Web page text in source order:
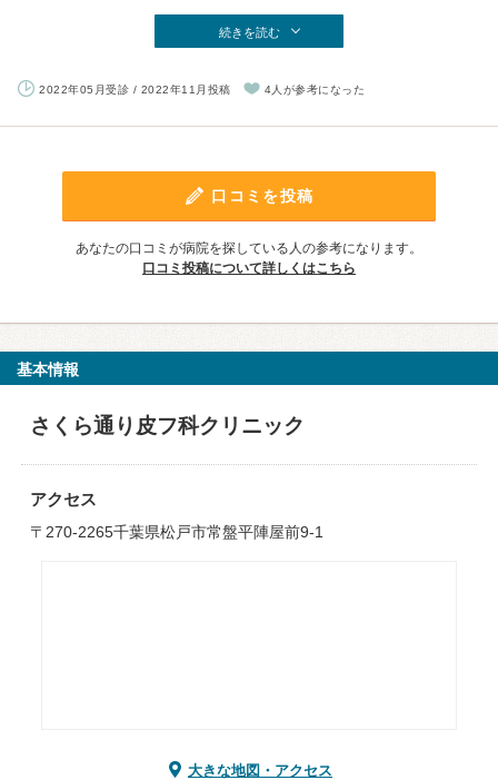
続きを読む
2022年05月受診 / 2022年11月投稿 4人が参考になった
口コミを投稿
あなたの口コミが病院を探している人の参考になります。
口コミ投稿について詳しくはこちら
基本情報
さくら通り皮フ科クリニック
アクセス
〒270-2265千葉県松戸市常盤平陣屋前9-1
大きな地図・アクセス